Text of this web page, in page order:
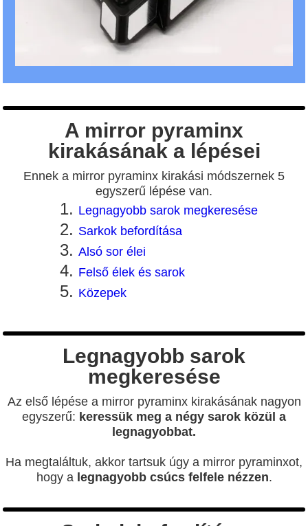
A mirror pyraminx
kirakásának a lépései
Ennek a mirror pyraminx kirakási módszernek 5
egyszerű lépése van.
Legnagyobb sarok megkeresése
Sarkok befordítása
Alsó sor élei
Felső élek és sarok
Közepek
Legnagyobb sarok
megkeresése
Az első lépése a mirror pyraminx kirakásának nagyon
egyszerű: keressük meg a négy sarok közül a
legnagyobbat.
Ha megtaláltuk, akkor tartsuk úgy a mirror pyraminxot,
hogy a legnagyobb csúcs felfele nézzen.